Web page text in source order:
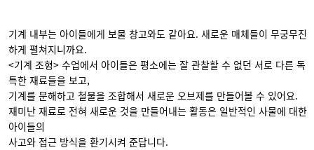
기계 내부는 아이들에게 보물 창고와도 같아요. 새로운 매체들이 무궁무진
하게 펼쳐지니까요.
<기계 조형> 수업에서 아이들은 평소에는 잘 관찰할 수 없던 서로 다른 독
특한 재료들을 보고,
기계를 분해하고 철물을 조합해서 새로운 오브제를 만들어볼 수 있어요.
재미난 재료로 전혀 새로운 것을 만들어내는 활동은 일반적인 사물에 대한
아이들의
사고와 접근 방식을 환기시켜 준답니다.